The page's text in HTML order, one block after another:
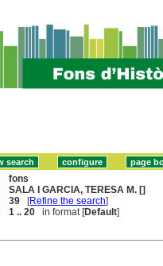
fons
SALA I GARCIA, TERESA M. []
39 [Refine the search]
1 .. 20 in format [Default]